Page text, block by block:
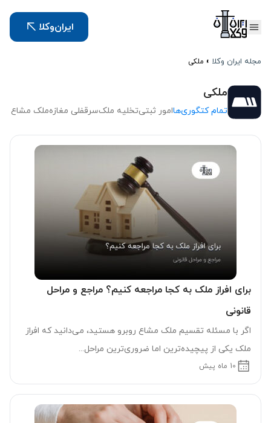
ایران‌وکلا
مجله ایران وکلا » ملکی
ملکی
تمام کتگوری‌هاامور ثبتیتخلیه ملکسرقفلی مغازهملک مشاع
برای افراز ملک به کجا مراجعه کنیم؟ مراجع و مراحل
قانونی
اگر با مسئله تقسیم ملک مشاع روبرو هستید، می‌دانید که افراز
ملک یکی از پیچیده‌ترین اما ضروری‌ترین مراحل...
10 ماه پیش